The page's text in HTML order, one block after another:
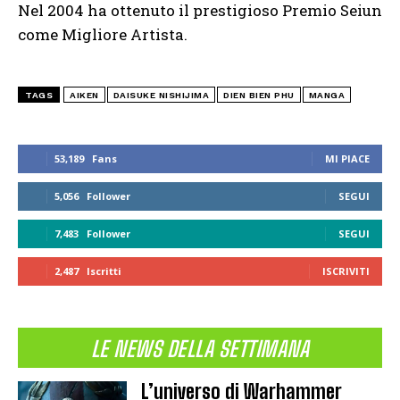
53,189 Fans MI PIACE
5,056 Follower SEGUI
7,483 Follower SEGUI
2,487 Iscritti ISCRIVITI
LE NEWS DELLA SETTIMANA
L’universo di Warhammer
Nel 2004 ha ottenuto il prestigioso Premio Seiun
come Migliore Artista.
TAGS AIKEN DAISUKE NISHIJIMA DIEN BIEN PHU MANGA